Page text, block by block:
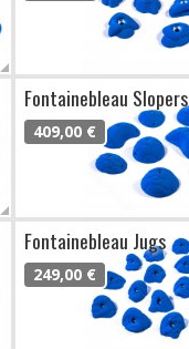
Fontainebleau Slopers
409,00 €
Fontainebleau Jugs
249,00 €